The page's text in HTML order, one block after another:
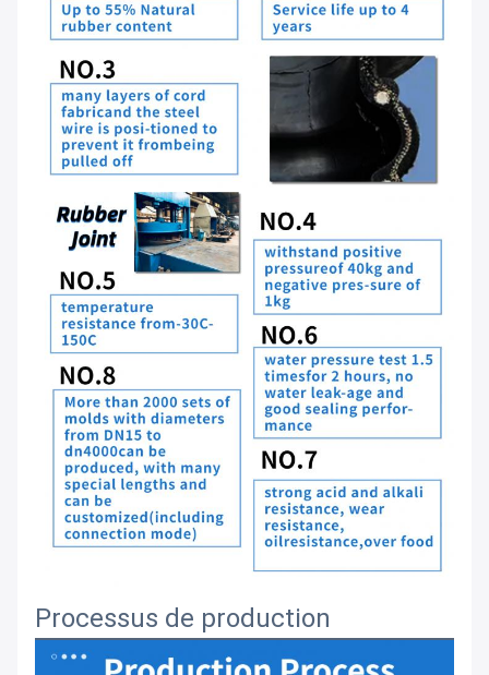
Processus de production